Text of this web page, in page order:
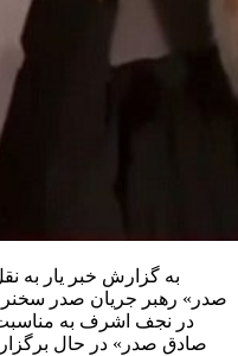
به گزارش خبر یار به
صدر» رهبر جریان صدر
در نجف اشرف به
صادق صدر» در حال